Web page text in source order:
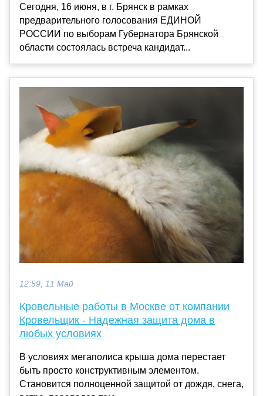
Сегодня, 16 июня, в г. Брянск в рамках
предварительного голосования ЕДИНОЙ
РОССИИ по выборам Губернатора Брянской
области состоялась встреча кандидат...
12:59, 11 Май
Кровельные работы в Москве от компании
Кровельщик - Надежная защита дома в
любых условиях
В условиях мегаполиса крыша дома перестает
быть просто конструктивным элементом.
Становится полноценной защитой от дождя, снега,